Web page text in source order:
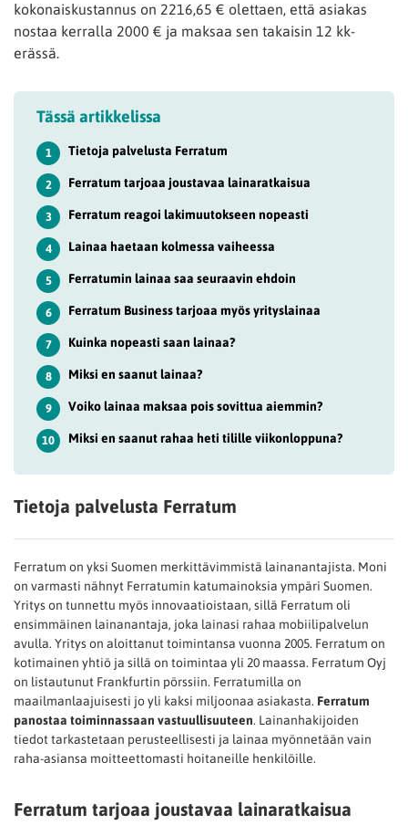
kokonaiskustannus on 2216,65 € olettaen, että asiakas
nostaa kerralla 2000 € ja maksaa sen takaisin 12 kk-
erässä.
Tässä artikkelissa
1 Tietoja palvelusta Ferratum
2 Ferratum tarjoaa joustavaa lainaratkaisua
3 Ferratum reagoi lakimuutokseen nopeasti
4 Lainaa haetaan kolmessa vaiheessa
5 Ferratumin lainaa saa seuraavin ehdoin
6 Ferratum Business tarjoaa myös yrityslainaa
7 Kuinka nopeasti saan lainaa?
8 Miksi en saanut lainaa?
9 Voiko lainaa maksaa pois sovittua aiemmin?
10 Miksi en saanut rahaa heti tilille viikonloppuna?
Tietoja palvelusta Ferratum
Ferratum on yksi Suomen merkittävimmistä lainanantajista. Moni
on varmasti nähnyt Ferratumin katumainoksia ympäri Suomen.
Yritys on tunnettu myös innovaatioistaan, sillä Ferratum oli
ensimmäinen lainanantaja, joka lainasi rahaa mobiilipalvelun
avulla. Yritys on aloittanut toimintansa vuonna 2005. Ferratum on
kotimainen yhtiö ja sillä on toimintaa yli 20 maassa. Ferratum Oyj
on listautunut Frankfurtin pörssiin. Ferratumilla on
maailmanlaajuisesti jo yli kaksi miljoonaa asiakasta. Ferratum
panostaa toiminnassaan vastuullisuuteen. Lainanhakijoiden
tiedot tarkastetaan perusteellisesti ja lainaa myönnetään vain
raha-asiansa moitteettomasti hoitaneille henkilöille.
Ferratum tarjoaa joustavaa lainaratkaisua